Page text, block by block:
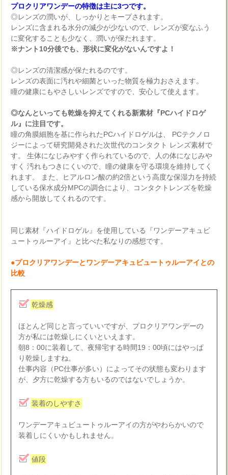
プロクリアワンデーの特徴は主に3つです。
◎レンズの潤いが、しっかりとキープされます。
レンズに含まれる水分の減少が少ないので、レンズが変なふう
に変化することも少なく、潤いが保たれます。
※ナント10分後でも、形状に変化がないんですよ！
◎レンズの清潔感が保たれるのです。
レンズの表面に汚れや細菌といった物質を極力おさえます。
瞳の健康にもやさしいレンズですので、安心して使えます。
◎なんといっても乾燥を抑えてくれる新素材『PCハイドロゲ
ル』に注目です。
瞳の角膜細胞を基に作られたPCハイドロゲルは、 PCテクノロ
ジーによって研究開発された次世代のコンタクト レンズ素材で
す。 生体になじみやすく作られているので、人の体になじみや
すく 汚れもつきにくいので、瞳の健康を守る環境を維持してく
れます。 また、ヒアルロン酸の約2倍という高度な保湿力を持続
している保水成分MPCの調合により、コンタクトレンズを乾燥
感から開放してくれるのです。
同じ素材『ハイドロゲル』を使用している『ワンデーアキュビ
ュートゥルーアイ』と比べた私なりの感想です。
●プロクリアワンデーとワンデーアキュビュートゥルーアイとの
比較
乾燥感
ほとんど同じと言っていいですが、プロクリアワンデーの
方が私には乾燥しにくいといえます。
朝8：00に装着して、夜帰宅する時間19：00頃にはやっぱ
り乾燥しますね。
仕事内容（PC仕事が多い）によってその状態も変わります
が、夕方に乾燥する方もいるのではないでしょうか。
装着のしやすさ
ワンデーアキュビュートゥルーアイの方がやわらかいので
装着しにくいかもしれません。
値段